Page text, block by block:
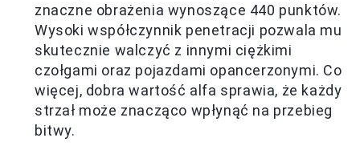
znaczne obrażenia wynoszące 440 punktów.
Wysoki współczynnik penetracji pozwala mu
skutecznie walczyć z innymi ciężkimi
czołgami oraz pojazdami opancerzonymi. Co
więcej, dobra wartość alfa sprawia, że każdy
strzał może znacząco wpłynąć na przebieg
bitwy.